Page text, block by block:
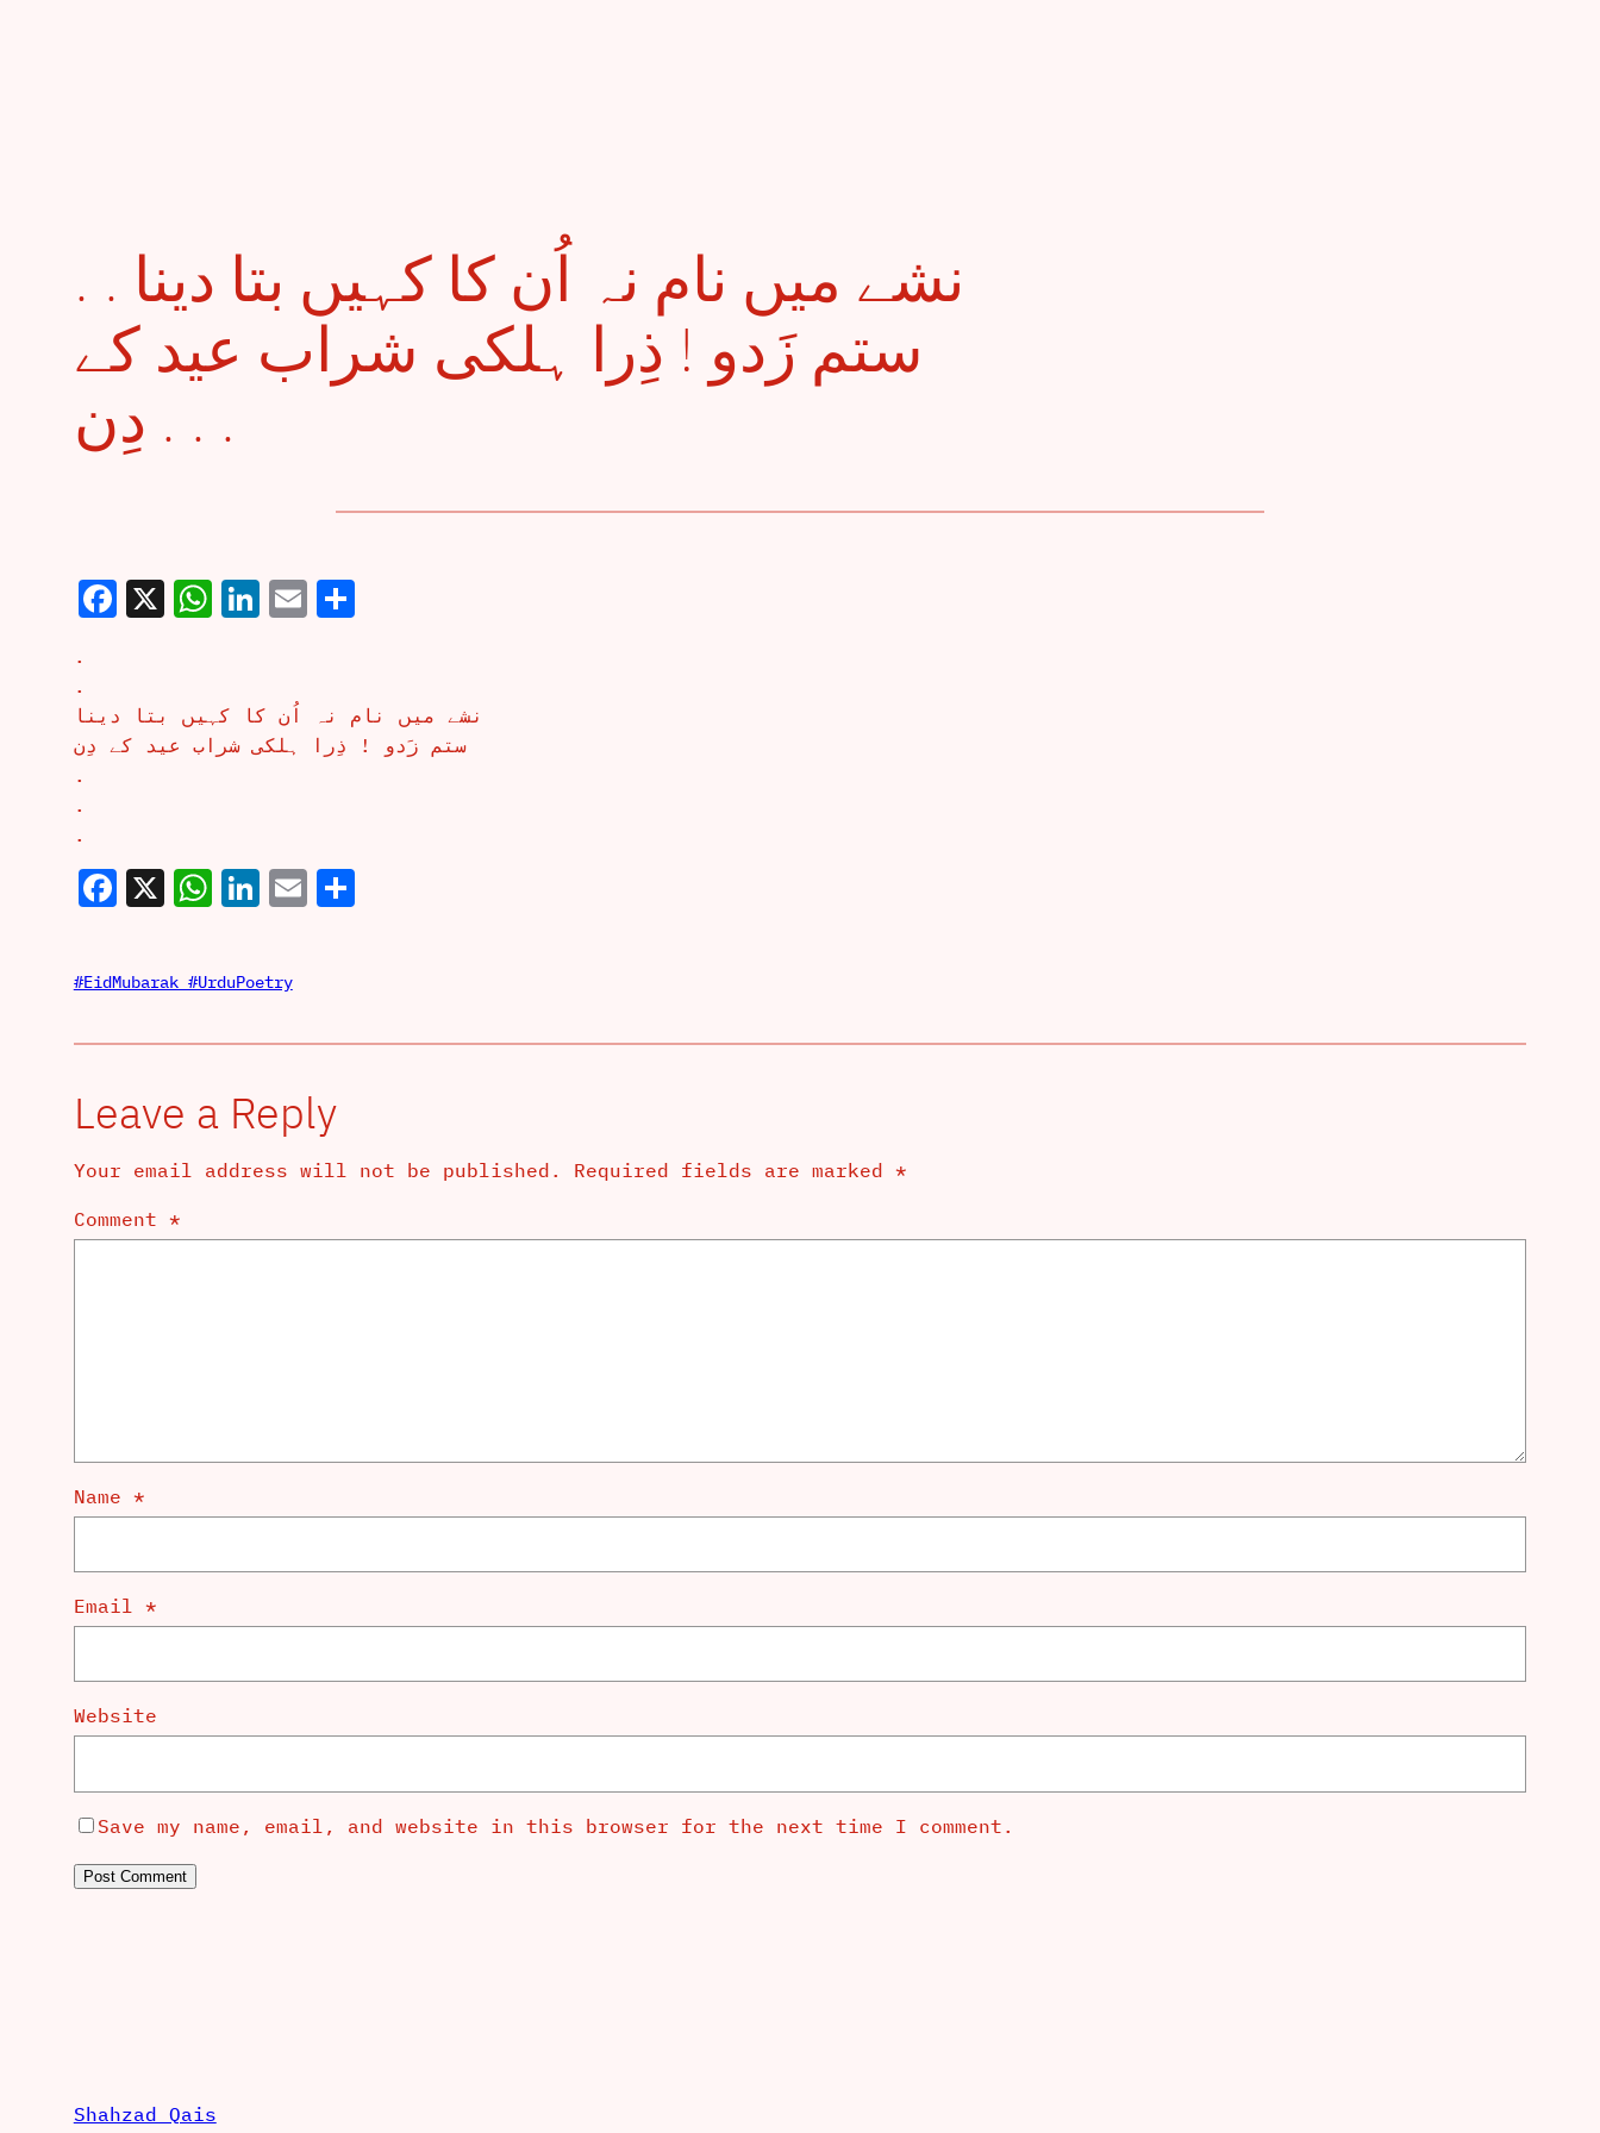
. . نشے میں نام نہ اُن کا کہیں بتا دینا
ستم زَدو ! ذِرا ہلکی شراب عید کے
دِن . . .
Facebook
X WhatsApp
LinkedIn
EmailShare
.
.
نشے میں نام نہ اُن کا کہیں بتا دینا
ستم زَدو ! ذِرا ہلکی شراب عید کے دِن
.
.
.
Facebook
X WhatsApp
LinkedIn
EmailShare
#EidMubarak #UrduPoetry
Leave a Reply
Your email address will not be published. Required fields are marked *
Comment *
Name *
Email *
Website
Save my name, email, and website in this browser for the next time I comment.
Shahzad Qais